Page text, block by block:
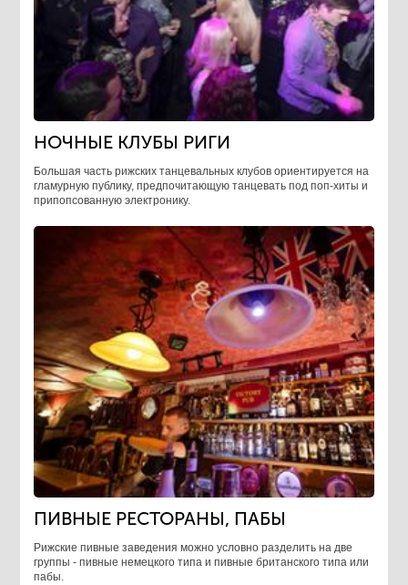
НОЧНЫЕ КЛУБЫ РИГИ
Большая часть рижских танцевальных клубов ориентируется на
гламурную публику, предпочитающую танцевать под поп-хиты и
припопсованную электронику.
ПИВНЫЕ РЕСТОРАНЫ, ПАБЫ
Рижские пивные заведения можно условно разделить на две
группы - пивные немецкого типа и пивные британского типа или
пабы.